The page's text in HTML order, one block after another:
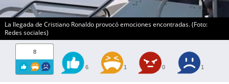
La llegada de Cristiano Ronaldo provocó emociones encontradas. (Foto:
Redes sociales)
8
6 1 0 1